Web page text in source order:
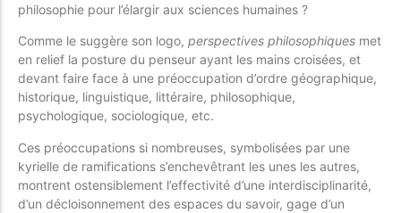
philosophie pour l’élargir aux sciences humaines ?
Comme le suggère son logo, perspectives philosophiques met
en relief la posture du penseur ayant les mains croisées, et
devant faire face à une préoccupation d’ordre géographique,
historique, linguistique, littéraire, philosophique,
psychologique, sociologique, etc.
Ces préoccupations si nombreuses, symbolisées par une
kyrielle de ramifications s’enchevêtrant les unes les autres,
montrent ostensiblement l’effectivité d’une interdisciplinarité,
d’un décloisonnement des espaces du savoir, gage d’un